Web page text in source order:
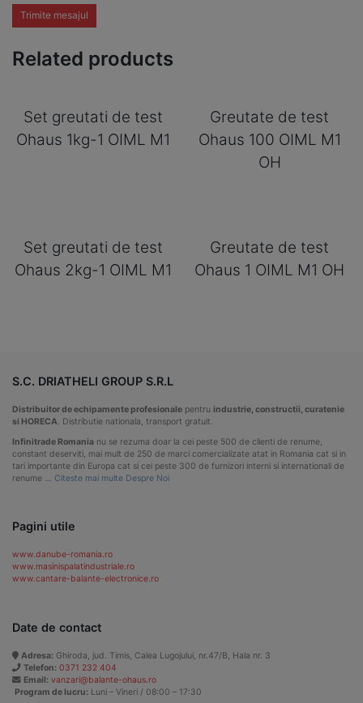
Trimite mesajul
Related products
Set greutati de test
Ohaus 1kg-1 OIML M1
Greutate de test
Ohaus 100 OIML M1
OH
Set greutati de test
Ohaus 2kg-1 OIML M1
Greutate de test
Ohaus 1 OIML M1 OH
S.C. DRIATHELI GROUP S.R.L
Distribuitor de echipamente profesionale pentru industrie, constructii, curatenie
si HORECA . Distributie nationala, transport gratuit.
Infinitrade Romania nu se rezuma doar la cei peste 500 de clienti de renume,
constant deserviti, mai mult de 250 de marci comercializate atat in Romania cat si in
tari importante din Europa cat si cei peste 300 de furnizori interni si internationali de
renume … Citeste mai multe Despre Noi
Pagini utile
www.danube-romania.ro
www.masinispalatindustriale.ro
www.cantare-balante-electronice.ro
Date de contact
Adresa: Ghiroda, jud. Timis, Calea Lugojului, nr.47/B, Hala nr. 3
Telefon: 0371 232 404
Email: vanzari@balante-ohaus.ro
Program de lucru: Luni – Vineri / 08:00 – 17:30